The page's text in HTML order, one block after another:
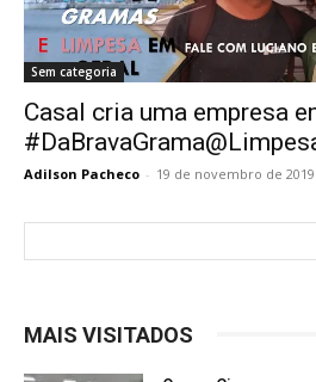
Sem categoria
Casal cria uma empresa
Adilson Pacheco - 19 de novembro de 2019
MAIS VISITADOS